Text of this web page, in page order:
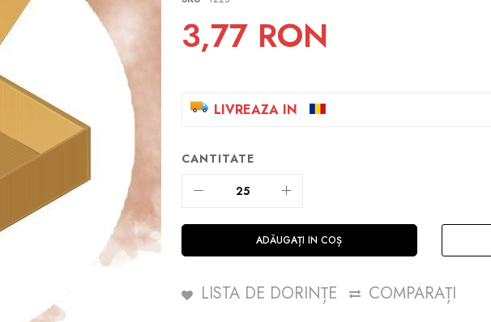
3,77 RON
LIVREAZA IN
CANTITATE
ADĂUGAȚI IN COȘ
LISTA DE DORINȚE COMPARAȚI